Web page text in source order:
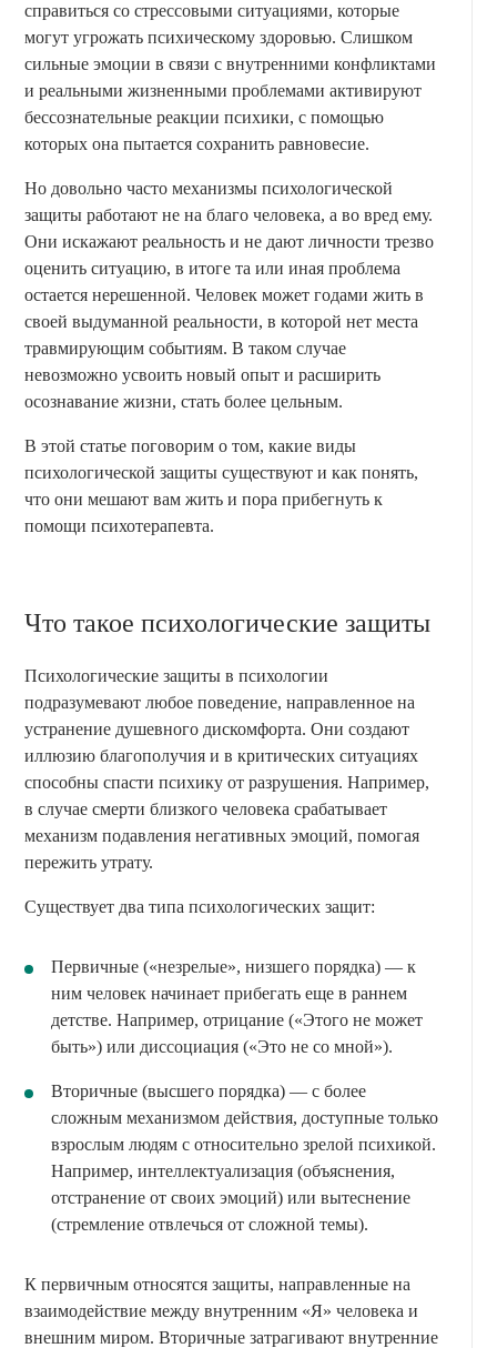
справиться со стрессовыми ситуациями, которые
могут угрожать психическому здоровью. Слишком
сильные эмоции в связи с внутренними конфликтами
и реальными жизненными проблемами активируют
бессознательные реакции психики, с помощью
которых она пытается сохранить равновесие.
Но довольно часто механизмы психологической
защиты работают не на благо человека, а во вред ему.
Они искажают реальность и не дают личности трезво
оценить ситуацию, в итоге та или иная проблема
остается нерешенной. Человек может годами жить в
своей выдуманной реальности, в которой нет места
травмирующим событиям. В таком случае
невозможно усвоить новый опыт и расширить
осознавание жизни, стать более цельным.
В этой статье поговорим о том, какие виды
психологической защиты существуют и как понять,
что они мешают вам жить и пора прибегнуть к
помощи психотерапевта.
Что такое психологические защиты
Психологические защиты в психологии
подразумевают любое поведение, направленное на
устранение душевного дискомфорта. Они создают
иллюзию благополучия и в критических ситуациях
способны спасти психику от разрушения. Например,
в случае смерти близкого человека срабатывает
механизм подавления негативных эмоций, помогая
пережить утрату.
Существует два типа психологических защит:
Первичные («незрелые», низшего порядка) — к
ним человек начинает прибегать еще в раннем
детстве. Например, отрицание («Этого не может
быть») или диссоциация («Это не со мной»).
Вторичные (высшего порядка) — с более
сложным механизмом действия, доступные только
взрослым людям с относительно зрелой психикой.
Например, интеллектуализация (объяснения,
отстранение от своих эмоций) или вытеснение
(стремление отвлечься от сложной темы).
К первичным относятся защиты, направленные на
взаимодействие между внутренним «Я» человека и
внешним миром. Вторичные затрагивают внутренние